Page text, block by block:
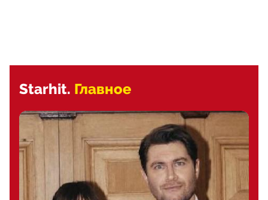
Starhit. Главное